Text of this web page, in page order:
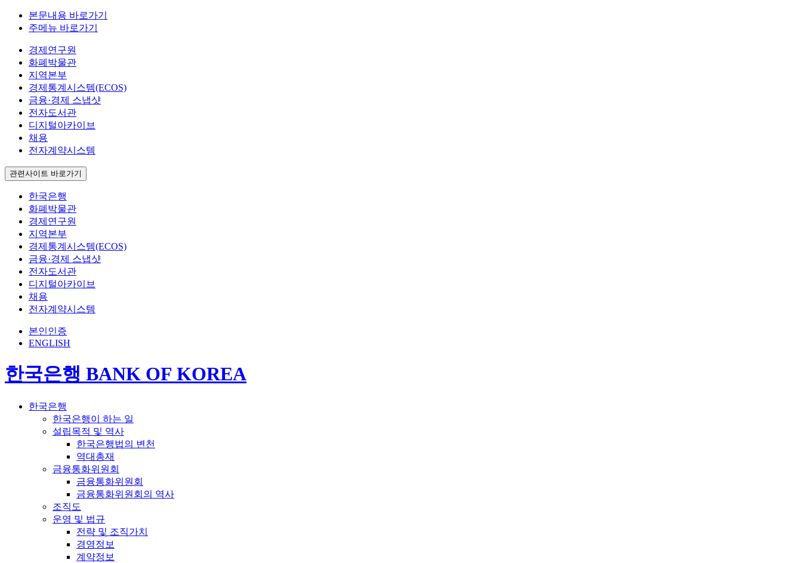
본문내용 바로가기
주메뉴 바로가기
경제연구원
화폐박물관
지역본부
경제통계시스템(ECOS)
금융·경제 스냅샷
전자도서관
디지털아카이브
채용
전자계약시스템
관련사이트 바로가기
한국은행
화폐박물관
경제연구원
지역본부
경제통계시스템(ECOS)
금융·경제 스냅샷
전자도서관
디지털아카이브
채용
전자계약시스템
본인인증
ENGLISH
한국은행 BANK OF KOREA
한국은행
한국은행이 하는 일
설립목적 및 역사
한국은행법의 변천
역대총재
금융통화위원회
금융통화위원회
금융통화위원회의 역사
조직도
운영 및 법규
전략 및 조직가치
경영정보
계약정보